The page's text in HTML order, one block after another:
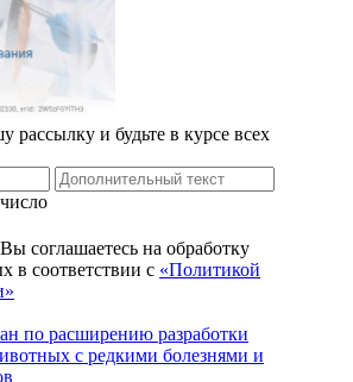
и будьте в курсе всех
соглашаетесь на обработку
в соответствии с «Политикой
по расширению разработки
с редкими болезнями и